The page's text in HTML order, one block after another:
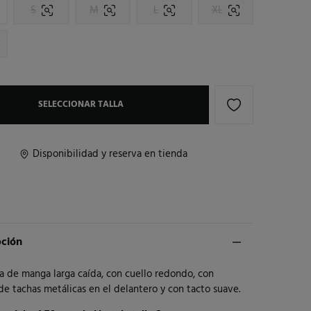
S M L
XL
SELECCIONAR TALLA
Disponibilidad y reserva en tienda
de manga larga caída, con cuello redondo, con
tachas metálicas en el delantero y con tacto suave.